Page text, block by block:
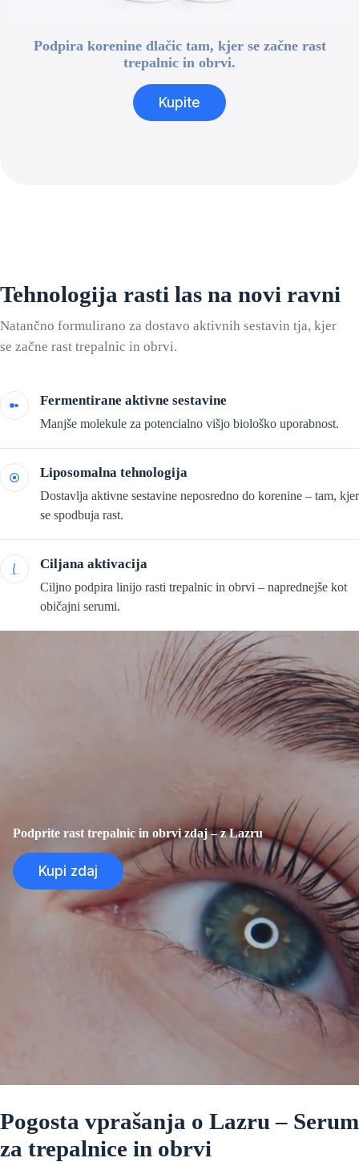
Podpira korenine dlačic tam, kjer se začne rast
trepalnic in obrvi.
Kupite
Tehnologija rasti las na novi ravni
Natančno formulirano za dostavo aktivnih sestavin tja, kjer
se začne rast trepalnic in obrvi.
Fermentirane aktivne sestavine
Manjše molekule za potencialno višjo biološko uporabnost.
Liposomalna tehnologija
Dostavlja aktivne sestavine neposredno do korenine – tam, kjer
se spodbuja rast.
Ciljana aktivacija
Ciljno podpira linijo rasti trepalnic in obrvi – naprednejše kot
običajni serumi.
Podprite rast trepalnic in obrvi zdaj – z Lazru
Kupi zdaj
Pogosta vprašanja o Lazru – Serum
za trepalnice in obrvi